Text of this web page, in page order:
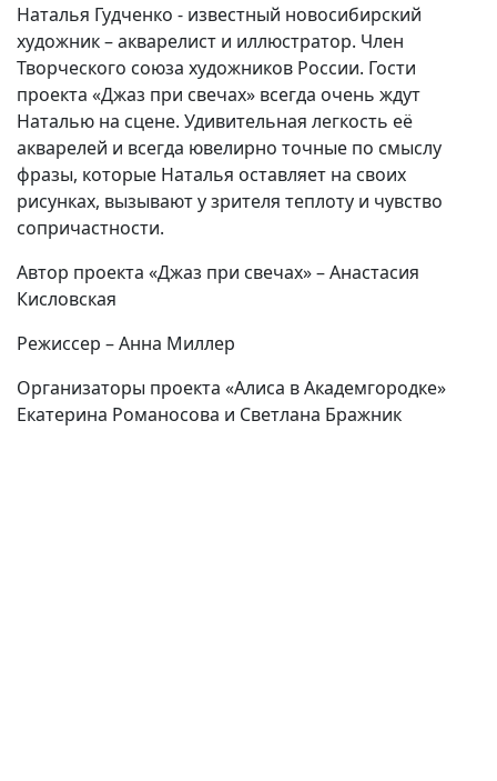
Наталья Гудченко - известный новосибирский
художник – акварелист и иллюстратор. Член
Творческого союза художников России. Гости
проекта «Джаз при свечах» всегда очень ждут
Наталью на сцене. Удивительная легкость её
акварелей и всегда ювелирно точные по смыслу
фразы, которые Наталья оставляет на своих
рисунках, вызывают у зрителя теплоту и чувство
сопричастности.
Автор проекта «Джаз при свечах» – Анастасия
Кисловская
Режиссер – Анна Миллер
Организаторы проекта «Алиса в Академгородке»
Екатерина Романосова и Светлана Бражник